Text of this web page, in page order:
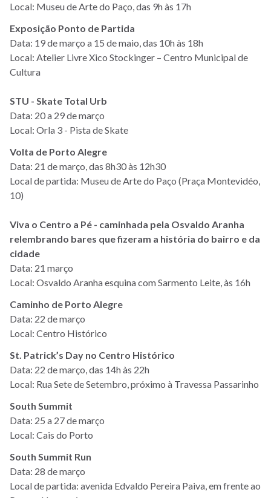
Local: Museu de Arte do Paço, das 9h às 17h
Exposição Ponto de Partida
Data: 19 de março a 15 de maio, das 10h às 18h
Local: Atelier Livre Xico Stockinger – Centro Municipal de
Cultura
STU - Skate Total Urb
Data: 20 a 29 de março
Local: Orla 3 - Pista de Skate
Volta de Porto Alegre
Data: 21 de março, das 8h30 às 12h30
Local de partida: Museu de Arte do Paço (Praça Montevidéo,
10)
Viva o Centro a Pé - caminhada pela Osvaldo Aranha
relembrando bares que fizeram a história do bairro e da
cidade
Data: 21 março
Local: Osvaldo Aranha esquina com Sarmento Leite, às 16h
Caminho de Porto Alegre
Data: 22 de março
Local: Centro Histórico
St. Patrick’s Day no Centro Histórico
Data: 22 de março, das 14h às 22h
Local: Rua Sete de Setembro, próximo à Travessa Passarinho
South Summit
Data: 25 a 27 de março
Local: Cais do Porto
South Summit Run
Data: 28 de março
Local de partida: avenida Edvaldo Pereira Paiva, em frente ao